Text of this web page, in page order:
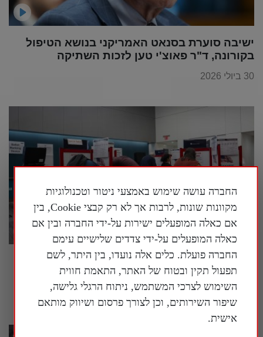
ישיבה סוערת בסנאט האמריקני בנושא הטיפול
בקורונה, ד"ר פאוצ'י טען לזכות השתיקה
30 ביולי 2026
בארה"ב נחשף עוד ועוד מידע על המעורבות של
המשטר הסיני במדינה
החברה עושה שימוש באמצעי ניטור וטכנולוגיות
מקוונות שונות, לרבות אך לא רק קבצי Cookie, בין
אם כאלה המופעלים ישירות על-ידי החברה ובין אם
כאלה המופעלים על-ידי צדדים שלישיים עימם
החברה פועלת. כלים אלה נועדו, בין היתר, לשם
תפעול תקין ובטוח של האתר, התאמת חווית
השימוש לצרכי המשתמש, ניתוח הרגלי גלישה,
שיפור השירותים, וכן לצורך פרסום ושיווק מותאם
אישית.